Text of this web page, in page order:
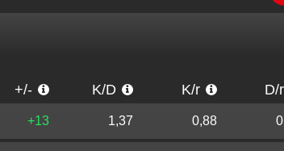
+/- K/D K/r
+13 1,37 0,88